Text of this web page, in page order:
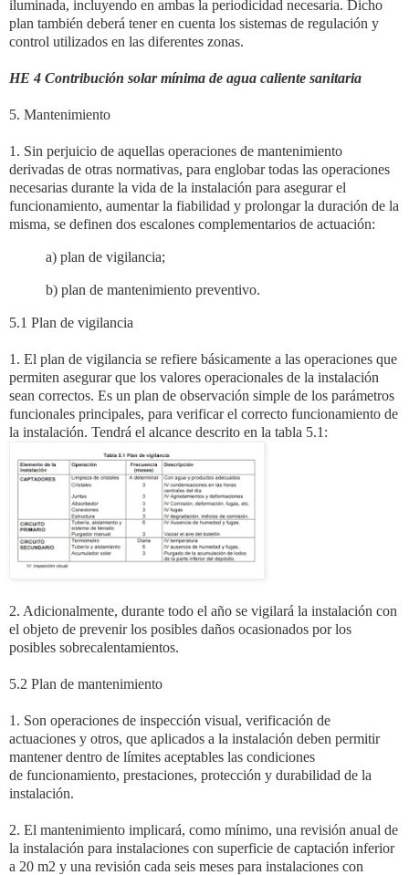
iluminada, incluyendo en ambas la periodicidad necesaria. Dicho
plan también deberá tener en cuenta los sistemas de regulación y
control utilizados en las diferentes zonas.
HE 4 Contribución solar mínima de agua caliente sanitaria
5. Mantenimiento
1. Sin perjuicio de aquellas operaciones de mantenimiento
derivadas de otras normativas, para englobar todas las operaciones
necesarias durante la vida de la instalación para asegurar el
funcionamiento, aumentar la fiabilidad y prolongar la duración de la
misma, se definen dos escalones complementarios de actuación:
a) plan de vigilancia;
b) plan de mantenimiento preventivo.
5.1 Plan de vigilancia
1. El plan de vigilancia se refiere básicamente a las operaciones que
permiten asegurar que los valores operacionales de la instalación
sean correctos. Es un plan de observación simple de los parámetros
funcionales principales, para verificar el correcto funcionamiento de
la instalación. Tendrá el alcance descrito en la tabla 5.1:
2. Adicionalmente, durante todo el año se vigilará la instalación con
el objeto de prevenir los posibles daños ocasionados por los
posibles sobrecalentamientos.
5.2 Plan de mantenimiento
1. Son operaciones de inspección visual, verificación de
actuaciones y otros, que aplicados a la instalación deben permitir
mantener dentro de límites aceptables las condiciones
de funcionamiento, prestaciones, protección y durabilidad de la
instalación.
2. El mantenimiento implicará, como mínimo, una revisión anual de
la instalación para instalaciones con superficie de captación inferior
a 20 m2 y una revisión cada seis meses para instalaciones con